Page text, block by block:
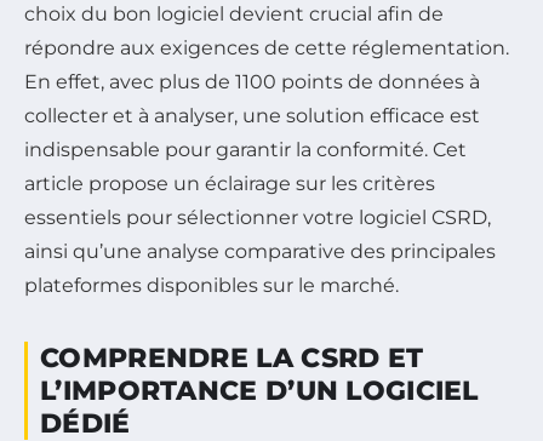
choix du bon logiciel devient crucial afin de
répondre aux exigences de cette réglementation.
En effet, avec plus de 1100 points de données à
collecter et à analyser, une solution efficace est
indispensable pour garantir la conformité. Cet
article propose un éclairage sur les critères
essentiels pour sélectionner votre logiciel CSRD,
ainsi qu’une analyse comparative des principales
plateformes disponibles sur le marché.
COMPRENDRE LA CSRD ET
L’IMPORTANCE D’UN LOGICIEL
DÉDIÉ